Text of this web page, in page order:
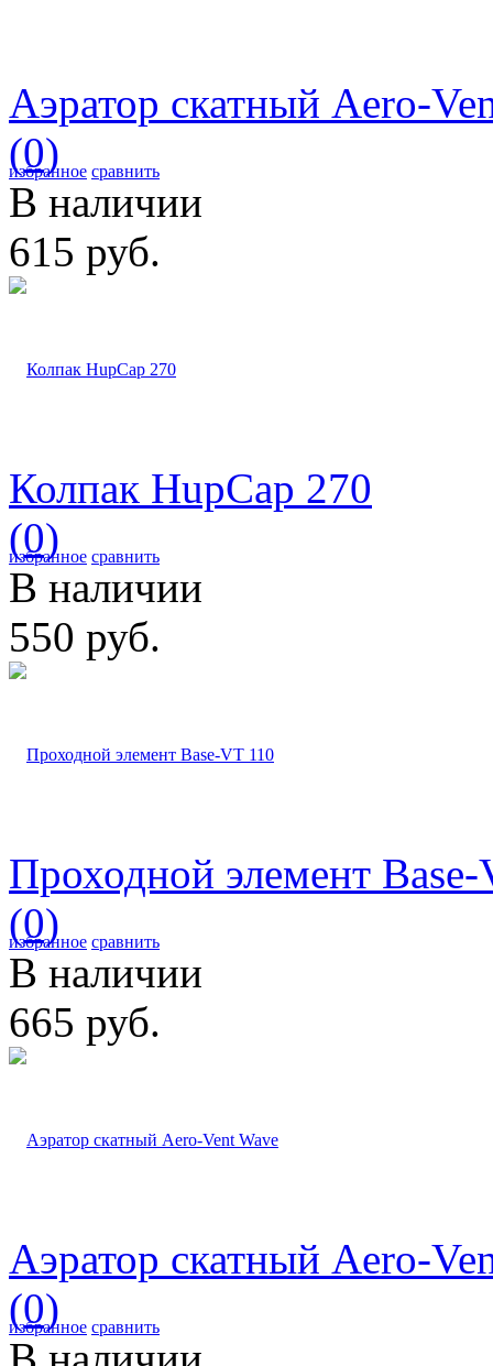
избранное сравнить
Аэратор скатный Aero-
(0)
В наличии
615 руб.
избранное сравнить
Колпак HupCap 270
(0)
В наличии
550 руб.
избранное сравнить
Проходной элемент
(0)
В наличии
665 руб.
избранное сравнить
Аэратор скатный Aero-
(0)